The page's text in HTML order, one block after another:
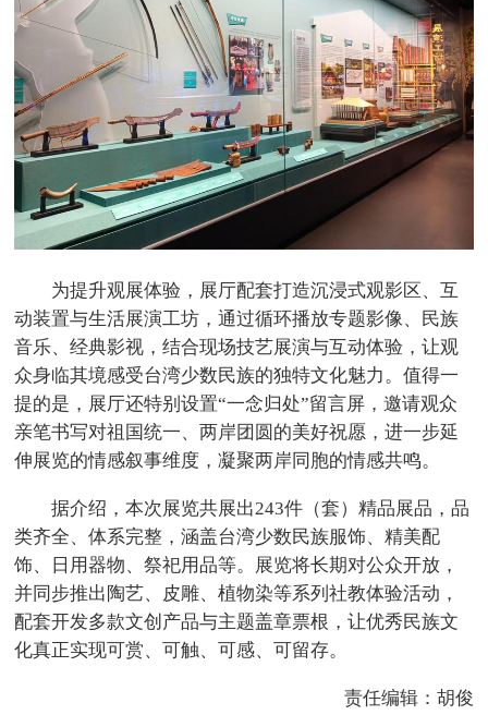
为提升观展体验，展厅配套打造沉浸式观影区、互
动装置与生活展演工坊，通过循环播放专题影像、民族
音乐、经典影视，结合现场技艺展演与互动体验，让观
众身临其境感受台湾少数民族的独特文化魅力。值得一
提的是，展厅还特别设置“一念归处”留言屏，邀请观众
亲笔书写对祖国统一、两岸团圆的美好祝愿，进一步延
伸展览的情感叙事维度，凝聚两岸同胞的情感共鸣。
据介绍，本次展览共展出243件（套）精品展品，品
类齐全、体系完整，涵盖台湾少数民族服饰、精美配
饰、日用器物、祭祀用品等。展览将长期对公众开放，
并同步推出陶艺、皮雕、植物染等系列社教体验活动，
配套开发多款文创产品与主题盖章票根，让优秀民族文
化真正实现可赏、可触、可感、可留存。
责任编辑：胡俊